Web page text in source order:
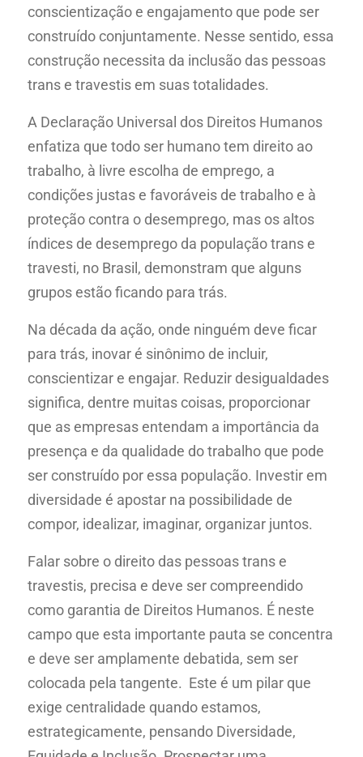
conscientização e engajamento que pode ser
construído conjuntamente. Nesse sentido, essa
construção necessita da inclusão das pessoas
trans e travestis em suas totalidades.
A Declaração Universal dos Direitos Humanos
enfatiza que todo ser humano tem direito ao
trabalho, à livre escolha de emprego, a
condições justas e favoráveis de trabalho e à
proteção contra o desemprego, mas os altos
índices de desemprego da população trans e
travesti, no Brasil, demonstram que alguns
grupos estão ficando para trás.
Na década da ação, onde ninguém deve ficar
para trás, inovar é sinônimo de incluir,
conscientizar e engajar. Reduzir desigualdades
significa, dentre muitas coisas, proporcionar
que as empresas entendam a importância da
presença e da qualidade do trabalho que pode
ser construído por essa população. Investir em
diversidade é apostar na possibilidade de
compor, idealizar, imaginar, organizar juntos.
Falar sobre o direito das pessoas trans e
travestis, precisa e deve ser compreendido
como garantia de Direitos Humanos. É neste
campo que esta importante pauta se concentra
e deve ser amplamente debatida, sem ser
colocada pela tangente. Este é um pilar que
exige centralidade quando estamos,
estrategicamente, pensando Diversidade,